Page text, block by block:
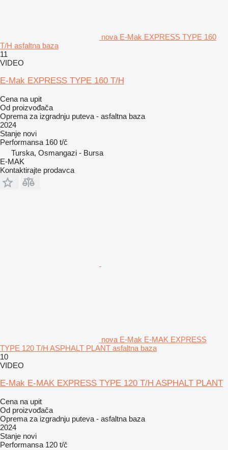
nova E-Mak EXPRESS TYPE 160
T/H asfaltna baza
11
VIDEO
E-Mak EXPRESS TYPE 160 T/H
Cena na upit
Od proizvođača
Oprema za izgradnju puteva - asfaltna baza
2024
Stanje novi
Performansa 160 t/č
Turska, Osmangazi - Bursa
E-MAK
Kontaktirajte prodavca
nova E-Mak E-MAK EXPRESS
TYPE 120 T/H ASPHALT PLANT asfaltna baza
10
VIDEO
E-Mak E-MAK EXPRESS TYPE 120 T/H ASPHALT PLANT
Cena na upit
Od proizvođača
Oprema za izgradnju puteva - asfaltna baza
2024
Stanje novi
Performansa 120 t/č